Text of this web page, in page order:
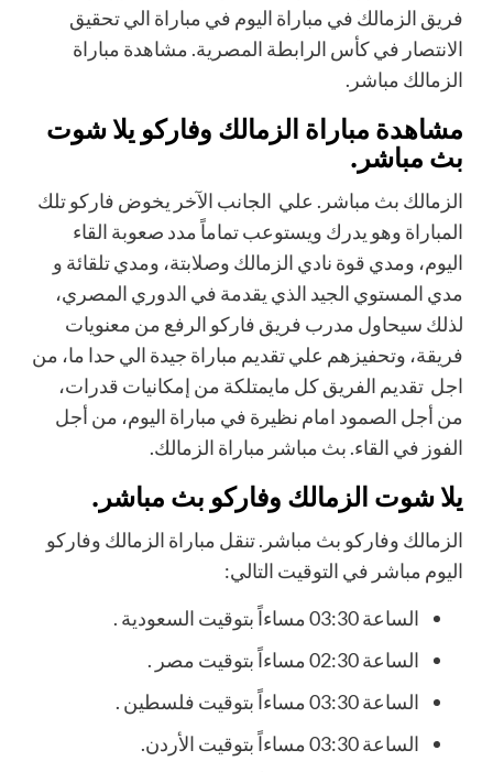
فريق الزمالك في مباراة اليوم في مباراة الي تحقيق
الانتصار في كأس الرابطة المصرية. مشاهدة مباراة
الزمالك مباشر.
مشاهدة مباراة الزمالك وفاركو يلا شوت
بث مباشر.
الزمالك بث مباشر. علي الجانب الآخر يخوض فاركو تلك
المباراة وهو يدرك ويستوعب تماماً مدد صعوبة القاء
اليوم، ومدي قوة نادي الزمالك وصلابتة، ومدي تلقائة و
مدي المستوي الجيد الذي يقدمة في الدوري المصري،
لذلك سيحاول مدرب فريق فاركو الرفع من معنويات
فريقة، وتحفيزهم علي تقديم مباراة جيدة الي حدا ما، من
اجل تقديم الفريق كل مايمتلكة من إمكانيات قدرات،
من أجل الصمود امام نظيرة في مباراة اليوم، من أجل
الفوز في القاء. بث مباشر مباراة الزمالك.
يلا شوت الزمالك وفاركو بث مباشر.
الزمالك وفاركو بث مباشر. تنقل مباراة الزمالك وفاركو
اليوم مباشر في التوقيت التالي:
الساعة 03:30 مساءاً بتوقيت السعودية .
الساعة 02:30 مساءاً بتوقيت مصر .
الساعة 03:30 مساءاً بتوقيت فلسطين .
الساعة 03:30 مساءاً بتوقيت الأردن.